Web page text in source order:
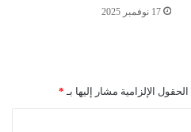
17 نوفمبر 2025
الحقول الإلزامية مشار إليها بـ *